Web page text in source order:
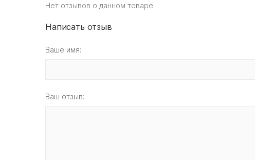
Нет отзывов о данном товаре.
Написать отзыв
Ваше имя:
Ваш отзыв: